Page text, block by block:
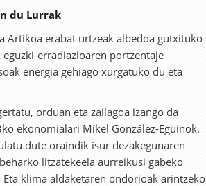
du Lurrak
Artikoa erabat urtzeak albedoa gutxituko
erradiazioaren portzentaje
energia gehiago xurgatuko du eta
orduan eta zailagoa izango da
ekonomialari Mikel González-Eguinok.
dute oraindik isur dezakegunaren
litzatekeela aurreikusi gabeko
klima aldaketaren ondorioak arintzeko